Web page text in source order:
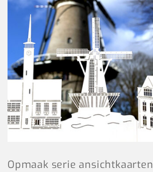
Opmaak serie ansichtkaarten